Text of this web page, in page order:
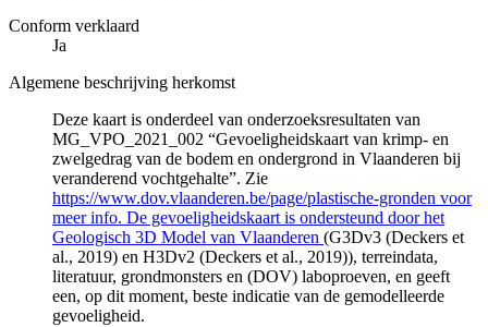
Conform verklaard
Ja
Algemene beschrijving herkomst
Deze kaart is onderdeel van onderzoeksresultaten van
MG_VPO_2021_002 “Gevoeligheidskaart van krimp- en
zwelgedrag van de bodem en ondergrond in Vlaanderen bij
veranderend vochtgehalte”. Zie
https://www.dov.vlaanderen.be/page/plastische-gronden voor
meer info. De gevoeligheidskaart is ondersteund door het
Geologisch 3D Model van Vlaanderen (G3Dv3 (Deckers et
al., 2019) en H3Dv2 (Deckers et al., 2019)), terreindata,
literatuur, grondmonsters en (DOV) laboproeven, en geeft
een, op dit moment, beste indicatie van de gemodelleerde
gevoeligheid.